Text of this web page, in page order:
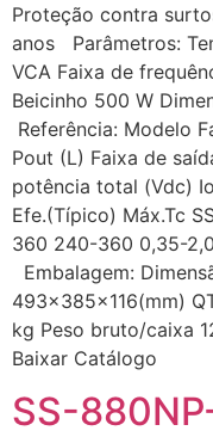
Proteção contra
anos Parâmetros:
VCA Faixa de
Beicinho 500 W
Referência: Modelo
Pout (L) Faixa de
potência total (Vdc)
Efe.(Típico) Máx.Tc
360 240-360 0,35-
Embalagem:
493×385×116(mm)
kg Peso bruto/caixa
Baixar Catálogo
SS-